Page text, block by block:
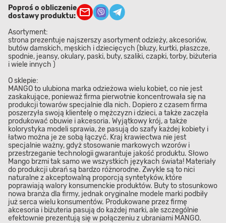
Poproś o obliczenie
dostawy produktu:
Asortyment:
strona prezentuje najszerszy asortyment odzieży, akcesoriów,
butów damskich, męskich i dziecięcych (bluzy, kurtki, płaszcze,
spodnie, jeansy, okulary, paski, buty, szaliki, czapki, torby, biżuteria
i wiele innych )
O sklepie:
MANGO to ulubiona marka odzieżowa wielu kobiet, co nie jest
zaskakujące, ponieważ firma pierwotnie koncentrowała się na
produkcji towarów specjalnie dla nich. Dopiero z czasem firma
poszerzyła swoją klientelę o mężczyzn i dzieci, a także zaczęła
produkować obuwie i akcesoria. Wyjątkowy krój, a także
kolorystyka modeli sprawia, że ​​pasują do szafy każdej kobiety i
łatwo można je ze sobą łączyć. Kraj krawiectwa nie jest
specjalnie ważny, gdyż stosowanie markowych wzorów i
przestrzeganie technologii gwarantuje jakość produktu. Słowo
Mango brzmi tak samo we wszystkich językach świata! Materiały
do ​​produkcji ubrań są bardzo różnorodne. Zwykle są to nici
naturalne z akceptowalną proporcją syntetyków, które
poprawiają walory konsumenckie produktów. Buty to stosunkowo
nowa branża dla firmy, jednak oryginalne modele marki podbiły
już serca wielu konsumentów. Produkowane przez firmę
akcesoria i biżuteria pasują do każdej marki, ale szczególnie
efektownie prezentują się w połączeniu z ubraniami MANGO.